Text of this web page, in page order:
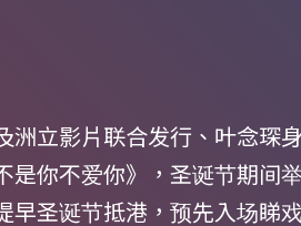
洲立影片联合发行、叶念琛
是你不爱你》，圣诞节期间
早圣诞节抵港，预先入场睇